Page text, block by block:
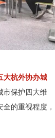
大杭外协办城
市保护四大维
的重视程度，